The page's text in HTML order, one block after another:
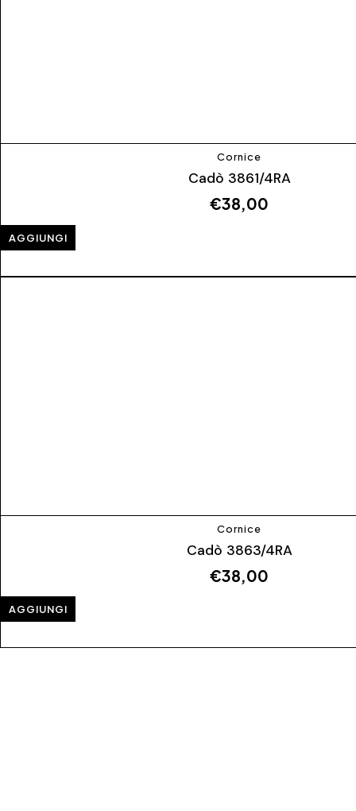
Cornice
Cadò 3861/4RA
€38,00
AGGIUNGI
Cornice
Cadò 3863/4RA
€38,00
AGGIUNGI